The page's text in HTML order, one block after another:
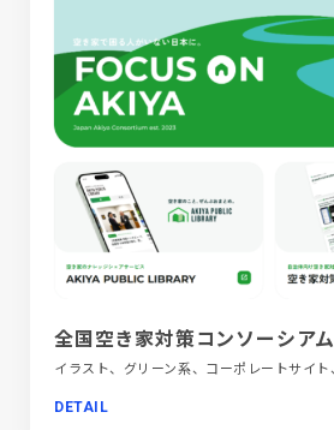
全国空き家対策コンソーシアム
DETAIL